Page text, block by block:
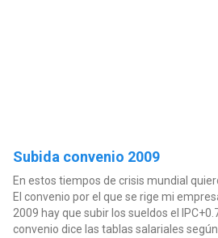
Subida convenio 2009
En estos tiempos de crisis mundial
El convenio por el que se rige mi
2009 hay que subir los sueldos el
convenio dice las tablas salariales según